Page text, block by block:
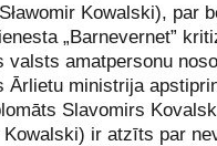
Kowalski), par
„Barnevernet”
valsts amatpersonu
Ārlietu ministrija
Slavomirs
Kowalski) ir atzīts par